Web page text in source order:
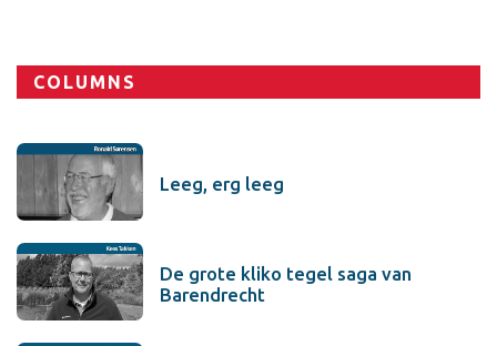
COLUMNS
Leeg, erg leeg
De grote kliko tegel saga van
Barendrecht